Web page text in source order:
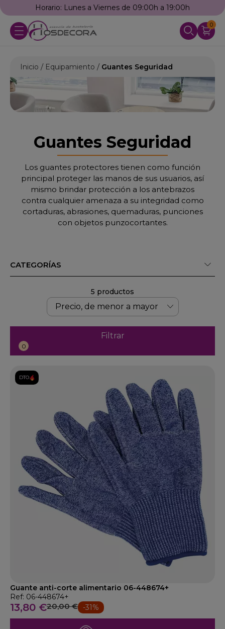
Horario: Lunes a Viernes de 09:00h a 19:00h
0
Inicio Equipamiento Guantes Seguridad
Guantes Seguridad
Los guantes protectores tienen como función
principal proteger las manos de sus usuarios, así
mismo brindar protección a los antebrazos
contra cualquier amenaza a su integridad como
cortaduras, abrasiones, quemaduras, punciones
con objetos punzocortantes.
CATEGORÍAS
5 productos
Filtrar
0
DTO.
Guante anti-corte alimentario 06-448674+
Ref: 06-448674+
13,80 €20,00 € -31%